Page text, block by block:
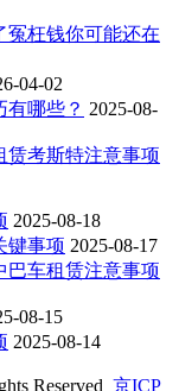
冤枉钱你可能还在
04-02
哪些？ 2025-08-
赁考斯特注意事项
2025-08-18
键事项 2025-08-17
巴车租赁注意事项
08-15
2025-08-14
Reserved 京ICP